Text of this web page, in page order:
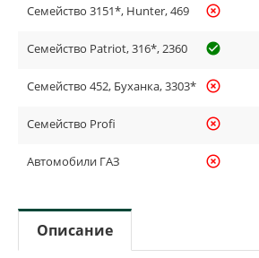
Семейство 3151*, Hunter, 469 highlight_off
Семейство Patriot, 316*, 2360
Семейство 452, Буханка, 3303* highlight_off
Семейство Profi highlight_off
Автомобили ГАЗ highlight_off
Описание